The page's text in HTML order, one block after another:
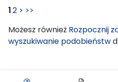
12 > >>
Możesz również Rozpocznij
wyszukiwanie podobieństw